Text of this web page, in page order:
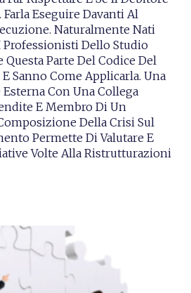
Farla Eseguire Davanti Al
Naturalmente Nati
Professionisti Dello Studio
Questa Parte Del Codice Del
Sanno Come Applicarla. Una
Con Una Collega
E Membro Di Un
Della Crisi Sul
Permette Di Valutare E
Volte Alla Ristrutturazioni